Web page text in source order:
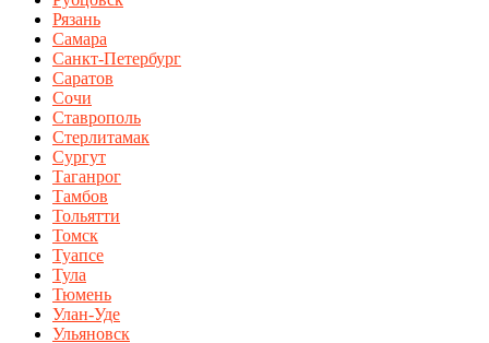
Рязань
Самара
Санкт-Петербург
Саратов
Сочи
Ставрополь
Стерлитамак
Сургут
Таганрог
Тамбов
Тольятти
Томск
Туапсе
Тула
Тюмень
Улан-Уде
Ульяновск